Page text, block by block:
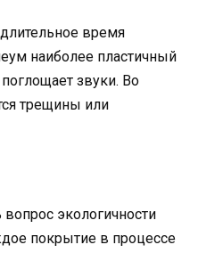
время
наиболее пластичный
звуки. Во
трещины или
экологичности
покрытие в процессе